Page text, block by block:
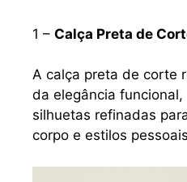
1 – Calça Preta de
A calça preta de corte
da elegância
silhuetas refinadas
corpo e estilos